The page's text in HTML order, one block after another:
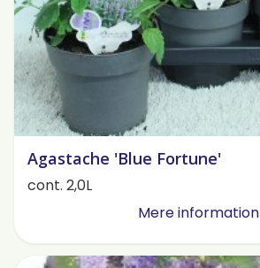
Agastache 'Blue Fortune'
cont. 2,0L
Mere information